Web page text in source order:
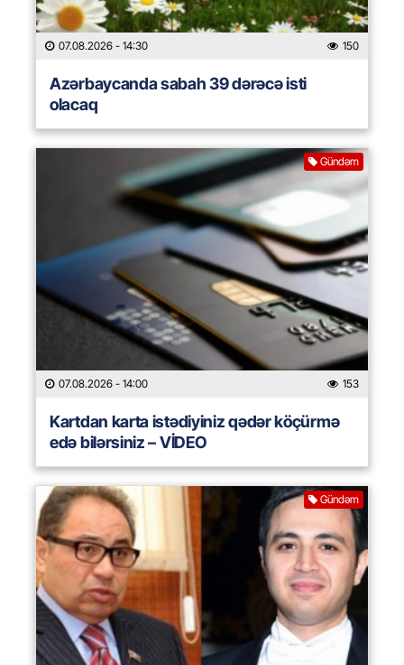
07.08.2026 - 14:30 150
Azərbaycanda sabah 39 dərəcə isti
olacaq
Gündəm
07.08.2026 - 14:00 153
Kartdan karta istədiyiniz qədər köçürmə
edə bilərsiniz – VİDEO
Gündəm